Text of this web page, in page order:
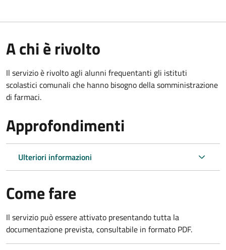
A chi è rivolto
Il servizio è rivolto agli alunni frequentanti gli istituti
scolastici comunali che hanno bisogno della somministrazione
di farmaci.
Approfondimenti
Ulteriori informazioni
Come fare
Il servizio può essere attivato presentando tutta la
documentazione prevista, consultabile in formato PDF.